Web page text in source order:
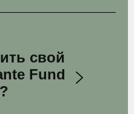
свой
Fund